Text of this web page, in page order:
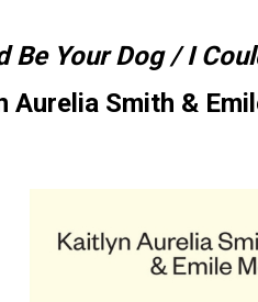
Be Your Dog / I
Aurelia Smith &